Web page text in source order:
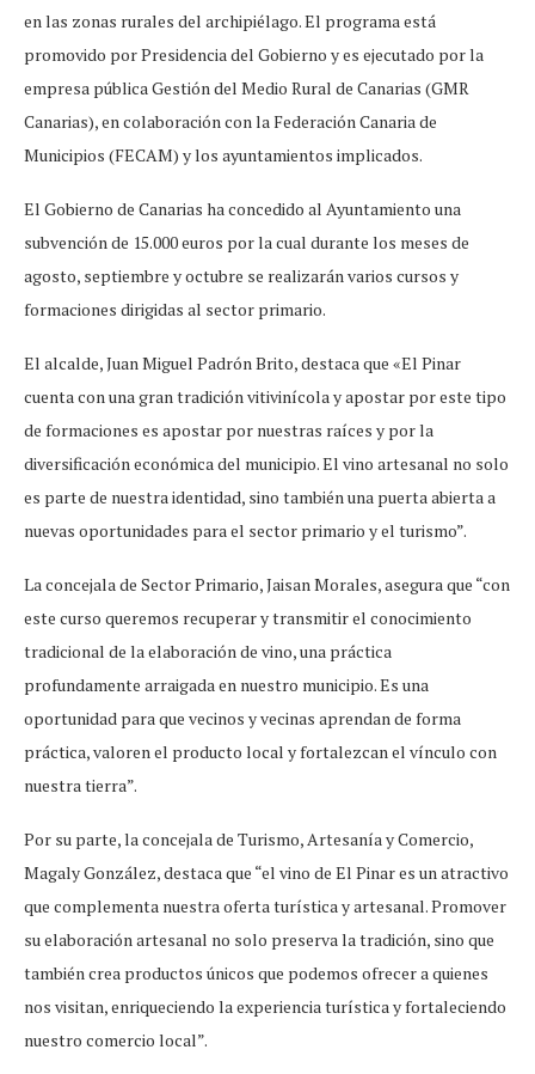
en las zonas rurales del archipiélago. El programa está
promovido por Presidencia del Gobierno y es ejecutado por la
empresa pública Gestión del Medio Rural de Canarias (GMR
Canarias), en colaboración con la Federación Canaria de
Municipios (FECAM) y los ayuntamientos implicados.
El Gobierno de Canarias ha concedido al Ayuntamiento una
subvención de 15.000 euros por la cual durante los meses de
agosto, septiembre y octubre se realizarán varios cursos y
formaciones dirigidas al sector primario.
El alcalde, Juan Miguel Padrón Brito, destaca que «El Pinar
cuenta con una gran tradición vitivinícola y apostar por este tipo
de formaciones es apostar por nuestras raíces y por la
diversificación económica del municipio. El vino artesanal no solo
es parte de nuestra identidad, sino también una puerta abierta a
nuevas oportunidades para el sector primario y el turismo”.
La concejala de Sector Primario, Jaisan Morales, asegura que “con
este curso queremos recuperar y transmitir el conocimiento
tradicional de la elaboración de vino, una práctica
profundamente arraigada en nuestro municipio. Es una
oportunidad para que vecinos y vecinas aprendan de forma
práctica, valoren el producto local y fortalezcan el vínculo con
nuestra tierra”.
Por su parte, la concejala de Turismo, Artesanía y Comercio,
Magaly González, destaca que “el vino de El Pinar es un atractivo
que complementa nuestra oferta turística y artesanal. Promover
su elaboración artesanal no solo preserva la tradición, sino que
también crea productos únicos que podemos ofrecer a quienes
nos visitan, enriqueciendo la experiencia turística y fortaleciendo
nuestro comercio local”.